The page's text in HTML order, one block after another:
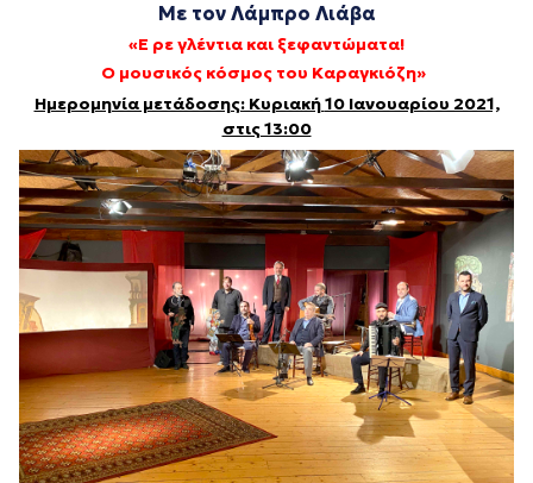
Με τον Λάμπρο Λιάβα
«Ε ρε γλέντια και ξεφαντώματα!
Ο μουσικός κόσμος του Καραγκιόζη»
Ημερομηνία μετάδοσης: Κυριακή10 Ιανουαρίου 2021,
στις 13:00